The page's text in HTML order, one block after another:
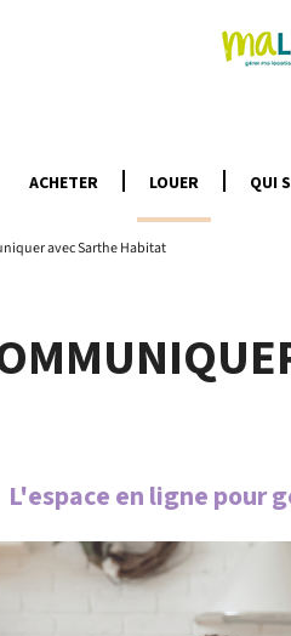
ACHETER LOUER QUI
avec Sarthe Habitat
L'espace en ligne pour